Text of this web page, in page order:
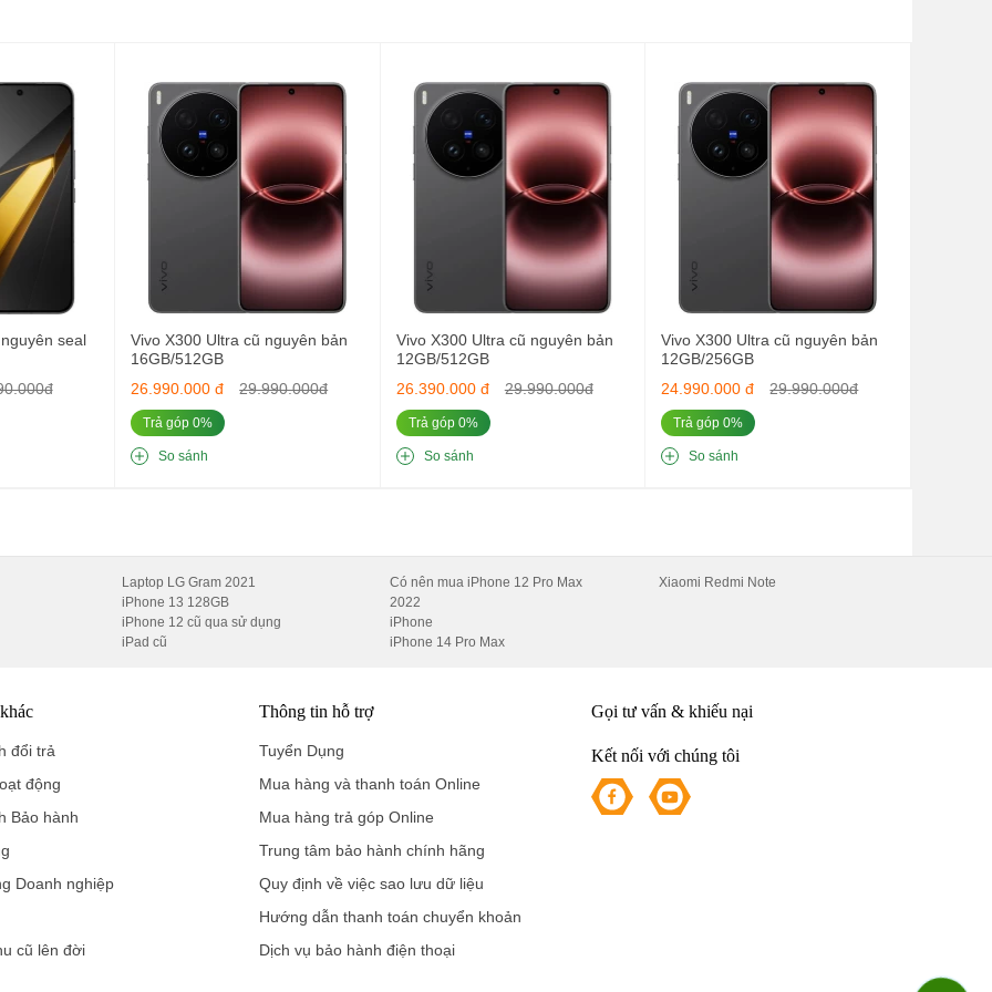
cũ, chất lượng không cũ
IP69
kính, siêu mỏng chỉ 8mm
gian
giác cao cấp khi cầm trên tay , không thua kém flagship cao cấp.
Vivid
gắt
UFS 4.1)
Quân, Genshin, xử lý video, đa nhiệm mượt mà
seal
Vivo X300 Ultra cũ nguyên bản
16GB/512GB
26.990.000 đ
29.990.000đ
Trả góp 0%
So sánh
Vivo X300 Ultra cũ nguyên bản
12GB/512GB
26.390.000 đ
29.990.000đ
Trả góp 0%
So sánh
Vivo X300 Ultra cũ nguyên bản
12GB/256GB
24.990.000 đ
29.990.000đ
Trả góp 0%
So sánh
Laptop LG Gram 2021
iPhone 13 128GB
iPhone 12 cũ qua sử dụng
iPad cũ
Có nên mua iPhone 12 Pro Max
2022
iPhone
iPhone 14 Pro Max
Xiaomi Redmi Note
đổi trả
động
Bảo hành
Doanh nghiệp
cũ lên đời
Thông tin hỗ trợ
Tuyển Dụng
Mua hàng và thanh toán Online
Mua hàng trả góp Online
Trung tâm bảo hành chính hãng
Quy định về việc sao lưu dữ liệu
Hướng dẫn thanh toán chuyển khoản
Dịch vụ bảo hành điện thoại
Gọi tư vấn & khiếu nại
Kết nối với chúng tôi